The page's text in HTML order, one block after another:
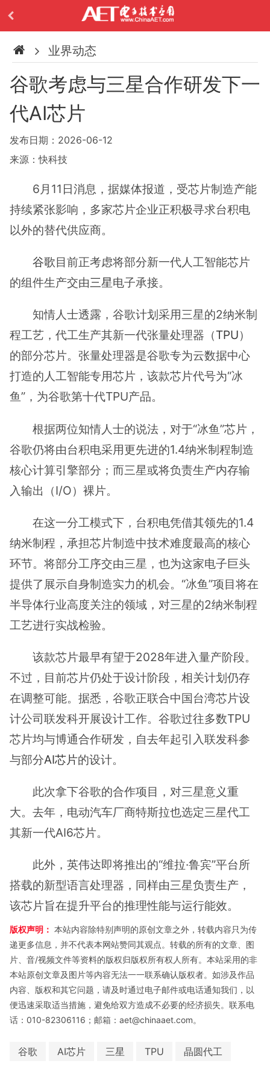
业界动态
谷歌考虑与三星合作研发下一
代AI芯片
发布日期：2026-06-12
来源：快科技
6月11日消息，据媒体报道，受芯片制造产能
持续紧张影响，多家芯片企业正积极寻求台积电
以外的替代供应商。
谷歌目前正考虑将部分新一代人工智能芯片
的组件生产交由三星电子承接。
知情人士透露，谷歌计划采用三星的2纳米制
程工艺，代工生产其新一代张量处理器（TPU）
的部分芯片。张量处理器是谷歌专为云数据中心
打造的人工智能专用芯片，该款芯片代号为“冰
鱼”，为谷歌第十代TPU产品。
根据两位知情人士的说法，对于“冰鱼”芯片，
谷歌仍将由台积电采用更先进的1.4纳米制程制造
核心计算引擎部分；而三星或将负责生产内存输
入输出（I/O）裸片。
在这一分工模式下，台积电凭借其领先的1.4
纳米制程，承担芯片制造中技术难度最高的核心
环节。将部分工序交由三星，也为这家电子巨头
提供了展示自身制造实力的机会。“冰鱼”项目将在
半导体行业高度关注的领域，对三星的2纳米制程
工艺进行实战检验。
该款芯片最早有望于2028年进入量产阶段。
不过，目前芯片仍处于设计阶段，相关计划仍存
在调整可能。据悉，谷歌正联合中国台湾芯片设
计公司联发科开展设计工作。谷歌过往多数TPU
芯片均与博通合作研发，自去年起引入联发科参
与部分AI芯片的设计。
此次拿下谷歌的合作项目，对三星意义重
大。去年，电动汽车厂商特斯拉也选定三星代工
其新一代AI6芯片。
此外，英伟达即将推出的“维拉·鲁宾”平台所
搭载的新型语言处理器，同样由三星负责生产，
该芯片旨在提升平台的推理性能与运行能效。
版权声明： 本站内容除特别声明的原创文章之外，转载内容只为传
递更多信息，并不代表本网站赞同其观点。转载的所有的文章、图
片、音/视频文件等资料的版权归版权所有权人所有。本站采用的非
本站原创文章及图片等内容无法一一联系确认版权者。如涉及作品
内容、版权和其它问题，请及时通过电子邮件或电话通知我们，以
便迅速采取适当措施，避免给双方造成不必要的经济损失。联系电
话：010-82306116；邮箱：aet@chinaaet.com。
谷歌 AI芯片 三星 TPU 晶圆代工